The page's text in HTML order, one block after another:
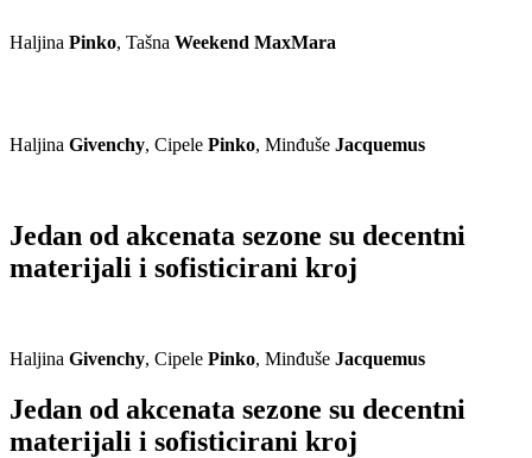
Haljina Pinko, Tašna Weekend MaxMara
Haljina Givenchy, Cipele Pinko, Minđuše Jacquemus
Jedan od akcenata sezone su decentni
materijali i sofisticirani kroj
Haljina Givenchy, Cipele Pinko, Minđuše Jacquemus
Jedan od akcenata sezone su decentni
materijali i sofisticirani kroj